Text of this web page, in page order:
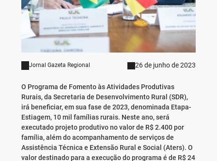
Jornal Gazeta Regional 26 de junho de 2023
O Programa de Fomento às Atividades Produtivas
Rurais, da Secretaria de Desenvolvimento Rural (SDR),
irá beneficiar, em sua fase de 2023, denominada Etapa-
Estiagem, 10 mil famílias rurais. Neste ano, será
executado projeto produtivo no valor de R$ 2.400 por
família, além do acompanhamento de serviços de
Assistência Técnica e Extensão Rural e Social (Aters). O
valor destinado para a execução do programa é de R$ 24